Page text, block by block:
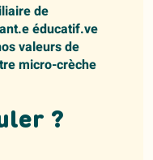
de
éducatif.ve
valeurs de
micro-crèche
?